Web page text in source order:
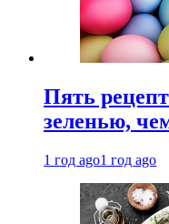
Пять
зеленью,
1 год ago1 год ago